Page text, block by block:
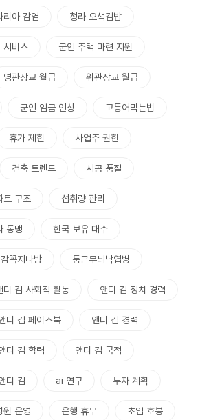
리아 감염 청라 오색김밥
서비스 군인 주택 마련 지원
영관장교 월급 위관장교 월급
군인 임금 인상 고등어먹는법
휴가 제한 사업주 권한
건축 트렌드 시공 품질
트 구조 섭취량 관리
동맹 한국 보유 대수
감꼭지나방 둥근무늬낙엽병
디 김 사회적 활동 앤디 김 정치 경력
디 김 페이스북 앤디 김 경력
디 김 학력 앤디 김 국적
디 김 ai 연구 투자 계획
원 운영 은행 휴무 초임 호봉